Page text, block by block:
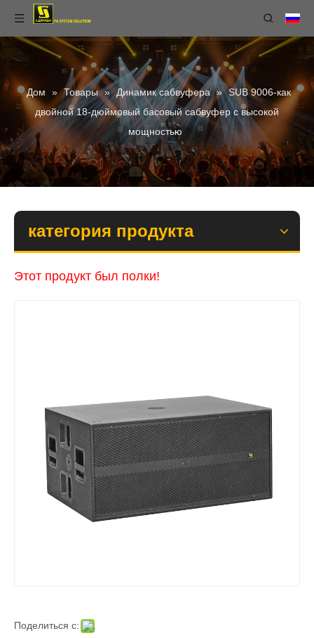
Дом » Товары » Динамик сабвуфера » SUB 9006-как
двойной 18-дюймовый басовый сабвуфер с высокой
мощностью
категория продукта
Этот продукт был полки!
Поделиться с: